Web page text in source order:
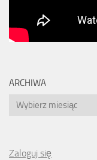
ARCHIWA
Archiwa
Zaloguj się